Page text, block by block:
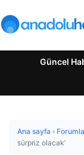
Güncel
Ana sayfa ›
sürpriz olacak’